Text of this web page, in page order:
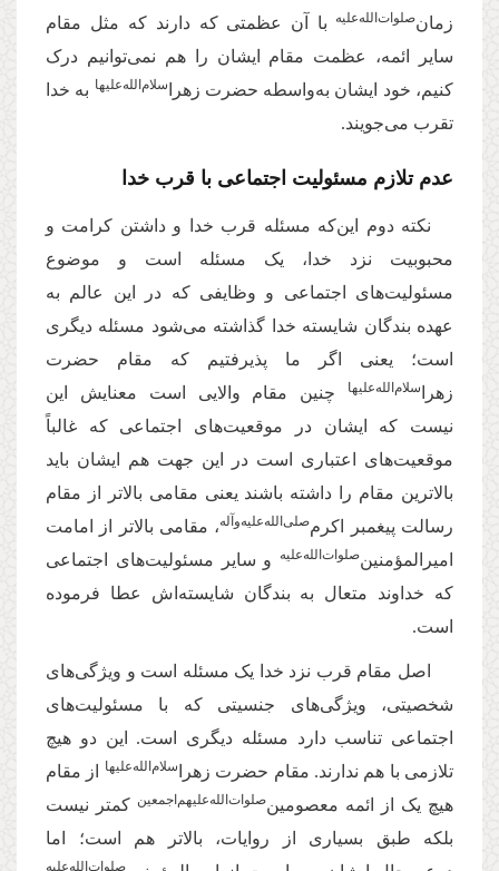
زمان‌صلوات‌الله‌علیه با آن عظمتی که دارند که مثل مقام
سایر ائمه، عظمت مقام ایشان را هم نمی‌توانیم درک
کنیم، خود ایشان به‌واسطه حضرت زهرا‌
سلام‌‌الله‌‌علیها به خدا
تقرب می‌جویند.
عدم تلازم مسئولیت اجتماعی با قرب خدا
نکته دوم این‌که مسئله قرب خدا و داشتن کرامت و
محبوبیت نزد خدا، یک مسئله است و موضوع
مسئولیت‌های اجتماعی و وظایفی که در این عالم به
عهده بندگان شایسته خدا گذاشته می‌شود مسئله دیگری
است؛ یعنی اگر ما پذیرفتیم که مقام حضرت
زهرا
‌سلام‌‌الله‌‌علیها
چنین مقام والایی است معنایش این
نیست که ایشان در موقعیت‌های اجتماعی که غالباً
موقعیت‌های اعتباری است در این جهت هم ایشان باید
بالاترین مقام را داشته باشند یعنی مقامی بالاتر از مقام
رسالت پیغمبر اکرم‌صلی‌‌الله‌‌علیه‌‌و‌آله، مقامی بالاتر از امامت
امیرالمؤمنین‌صلوات‌‌الله‌‌عليه
و سایر مسئولیت‌های اجتماعی
که خداوند متعال به بندگان شایسته‌اش عطا فرموده
است.
اصل مقام قرب نزد خدا یک مسئله است و ویژگی‌های
شخصیتی، ویژگی‌های جنسیتی که با مسئولیت‌های
اجتماعی تناسب دارد مسئله دیگری است. این دو هیچ
تلازمی با هم ندارند. مقام حضرت زهرا
‌سلام‌‌الله‌‌علیها
از مقام
هیچ یک از ائمه معصومین‌صلوات‌‌الله‌‌علیهم‌‌اجمعین کمتر نیست
بلکه طبق بسیاری از روایات، بالاتر هم است؛ اما
صلوات‌‌الله‌‌عليه